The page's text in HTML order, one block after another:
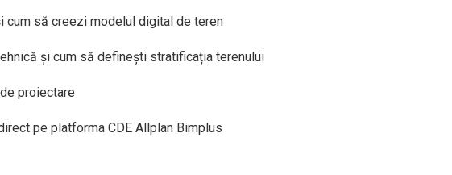
cum să creezi modelul digital de teren
și cum să definești stratificația terenului
proiectare
pe platforma CDE Allplan Bimplus